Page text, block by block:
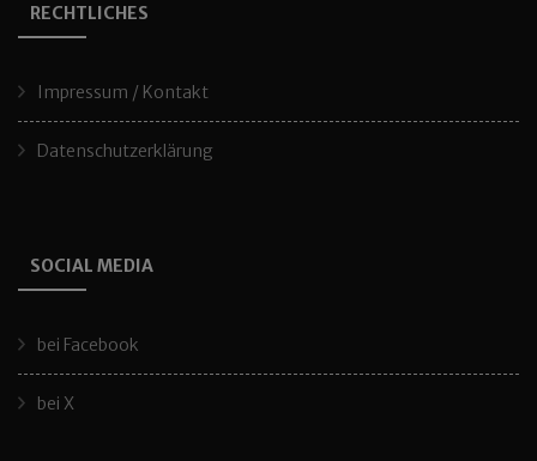
RECHTLICHES
Impressum / Kontakt
Datenschutzerklärung
SOCIAL MEDIA
bei Facebook
bei X